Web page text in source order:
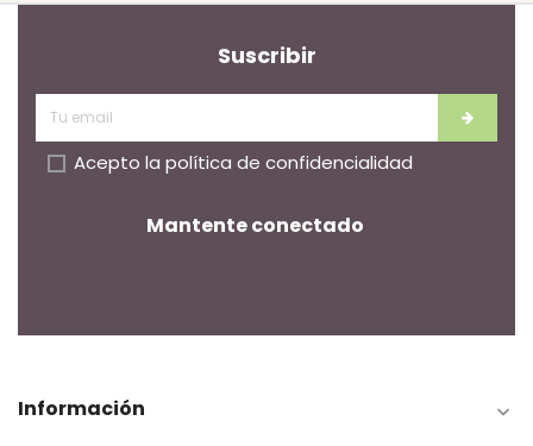
Suscribir
Acepto la política de confidencialidad
Mantente conectado
Información 